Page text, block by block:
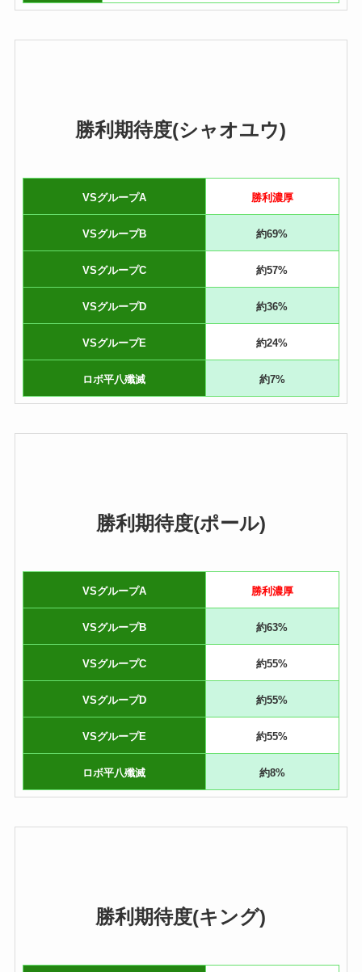
勝利期待度(シャオユウ)
VSグループA 勝利濃厚
VSグループB 約69%
VSグループC 約57%
VSグループD 約36%
VSグループE 約24%
ロボ平八殲滅 約7%
勝利期待度(ポール)
VSグループA 勝利濃厚
VSグループB 約63%
VSグループC 約55%
VSグループD 約55%
VSグループE 約55%
ロボ平八殲滅 約8%
勝利期待度(キング)